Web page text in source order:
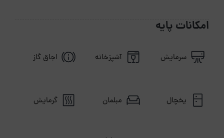
امکانات پایه
سرمایش آشپزخانه اجاق گاز
یخچال مبلمان گرمایش